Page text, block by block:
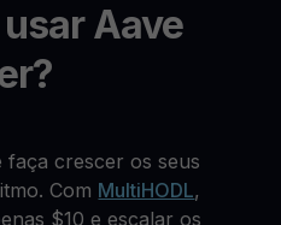
Aave
faça crescer os seus
Com MultiHODL,
$10 e escalar os